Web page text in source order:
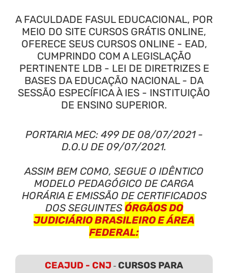
A FACULDADE FASUL EDUCACIONAL, POR
MEIO DO SITE CURSOS GRÁTIS ONLINE,
OFERECE SEUS CURSOS ONLINE - EAD,
CUMPRINDO COM A LEGISLAÇÃO
PERTINENTE LDB - LEI DE DIRETRIZES E
BASES DA EDUCAÇÃO NACIONAL - DA
SESSÃO ESPECÍFICA À IES - INSTITUIÇÃO
DE ENSINO SUPERIOR.
PORTARIA MEC: 499 DE 08/07/2021 -
D.O.U DE 09/07/2021.
ASSIM BEM COMO, SEGUE O IDÊNTICO
MODELO PEDAGÓGICO DE CARGA
HORÁRIA E EMISSÃO DE CERTIFICADOS
DOS SEGUINTES ÓRGÃOS DO
JUDICIÁRIO BRASILEIRO E ÁREA
FEDERAL:
CEAJUD - CNJ - CURSOS PARA